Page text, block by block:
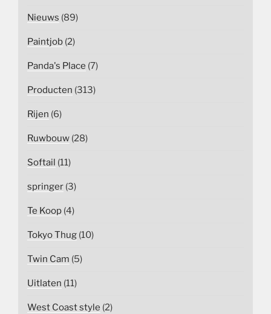
Nieuws (89)
Paintjob (2)
Panda's Place (7)
Producten (313)
Rijen (6)
Ruwbouw (28)
Softail (11)
springer (3)
Te Koop (4)
Tokyo Thug (10)
Twin Cam (5)
Uitlaten (11)
West Coast style (2)